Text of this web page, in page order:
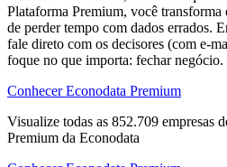
Plataforma Premium, você transforma
de perder tempo com dados errados.
fale direto com os decisores (com e-
foque no que importa: fechar negócio.
Conhecer Econodata Premium
Visualize todas as 852.709 empresas
Premium da Econodata